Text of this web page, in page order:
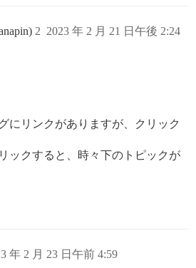
2023 年 2 月 21 日午後 2:24
2
にリンクがありますが、クリック
ックすると、時々下のトピックが
年 2 月 23 日午前 4:59